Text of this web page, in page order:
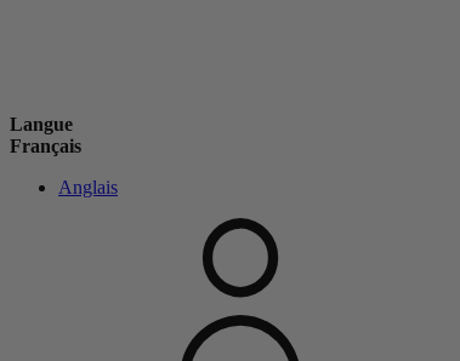
Langue
Français
Anglais